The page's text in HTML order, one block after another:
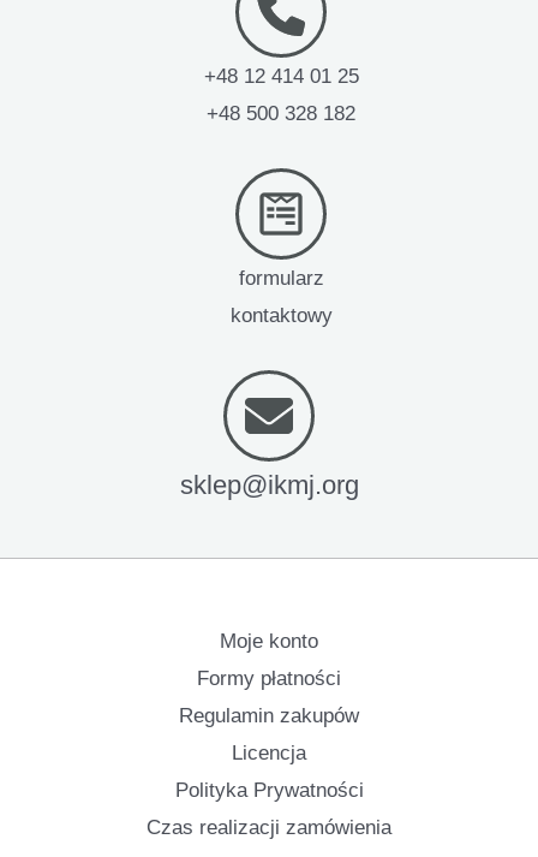
+48 12 414 01 25
+48 500 328 182
formularz
kontaktowy
sklep@ikmj.org
Moje konto
Formy płatności
Regulamin zakupów
Licencja
Polityka Prywatności
Czas realizacji zamówienia